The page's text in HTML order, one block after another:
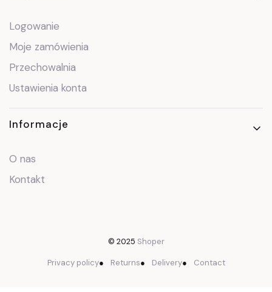
Logowanie
Moje zamówienia
Przechowalnia
Ustawienia konta
Informacje
O nas
Kontakt
© 2025 Shoper
Privacy policy● Returns● Delivery● Contact